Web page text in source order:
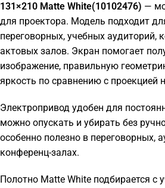
131×210 Matte White(10102476) —
для проектора. Модель подходит
переговорных, учебных аудиторий,
актовых залов. Экран помогает
изображение, правильную
яркость по сравнению с проекцией
Электропривод удобен для
можно опускать и убирать без
особенно полезно в переговорных,
конференц-залах.
Полотно Matte White подбирается с